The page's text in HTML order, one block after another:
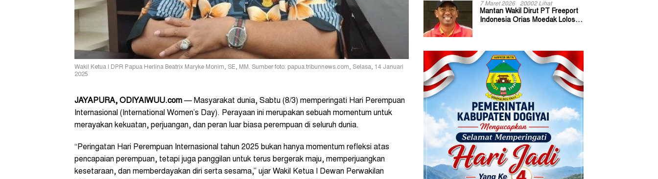
Wakil Ketua I DPR Papua Herlina Beatrix Maryke Monim, SE, MM. Sumber foto: papua.tribunnews.com, Selasa, 14 Januari
2025
JAYAPURA, ODIYAIWUU.com — Masyarakat dunia, Sabtu (8/3) memperingati Hari Perempuan
Internasional (International Women’s Day). Perayaan ini merupakan sebuah momentum untuk
merayakan kekuatan, perjuangan, dan peran luar biasa perempuan di seluruh dunia.
“Peringatan Hari Perempuan Internasional tahun 2025 bukan hanya momentum refleksi atas
pencapaian perempuan, tetapi juga panggilan untuk terus bergerak maju, memperjuangkan
kesetaraan, dan memberdayakan diri serta sesama,” ujar Wakil Ketua I Dewan Perwakilan
7 Maret 2026 20002 Lihat
Mantan Wakil Dirut PT Freeport
Indonesia Orias Moedak Lolos